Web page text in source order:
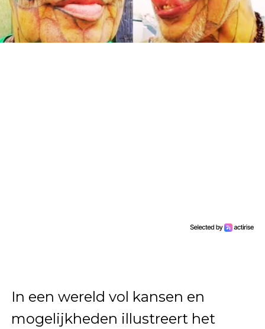
In een wereld vol kansen en
mogelijkheden illustreert het